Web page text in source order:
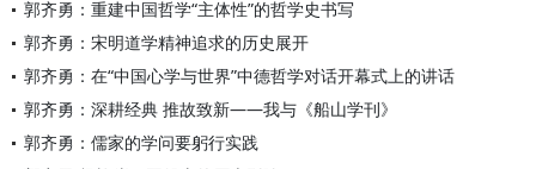
郭齐勇：重建中国哲学“主体性”的哲学史书写
郭齐勇：宋明道学精神追求的历史展开
郭齐勇：在“中国心学与世界”中德哲学对话开幕式上的讲话
郭齐勇：深耕经典 推故致新——我与《船山学刊》
郭齐勇：儒家的学问要躬行实践